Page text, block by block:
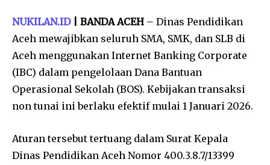
NUKILAN.ID| BANDA ACEH – Dinas Pendidikan
Aceh mewajibkan seluruh SMA, SMK, dan SLB di
Aceh menggunakan Internet Banking Corporate
(IBC) dalam pengelolaan Dana Bantuan
Operasional Sekolah (BOS). Kebijakan transaksi
non tunai ini berlaku efektif mulai 1 Januari 2026.
Aturan tersebut tertuang dalam Surat Kepala
Dinas Pendidikan Aceh Nomor 400.3.8.7/13399